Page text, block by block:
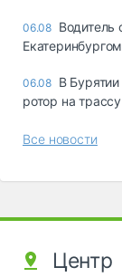
06.08 Водитель
06.08 В
ротор на
Все новости
Центр